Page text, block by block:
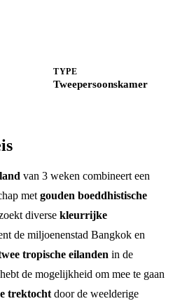
TYPE
Tweepersoonskamer
van 3 weken combineert een
metgouden boeddhistische
diverse kleurrijke
de miljoenenstad Bangkok en
tropische eilanden in de
de mogelijkheid om mee te gaan
trektochtdoor de weelderige